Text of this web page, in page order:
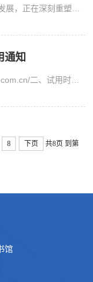
通知
8 下页 共8页 到第
馆